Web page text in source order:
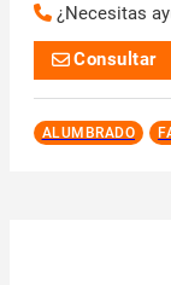
¿Necesitas
Consultar
ALUMBRADO